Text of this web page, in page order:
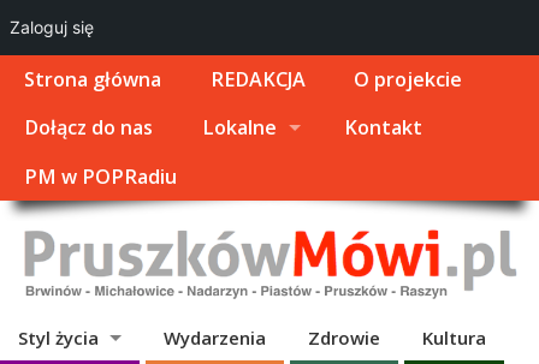
Strona główna REDAKCJA
O projekcie
Dołącz do nas
Lokalne
Kontakt
PM w POPRadiu
Styl życia Wydarzenia Zdrowie Kultura
Zaloguj się